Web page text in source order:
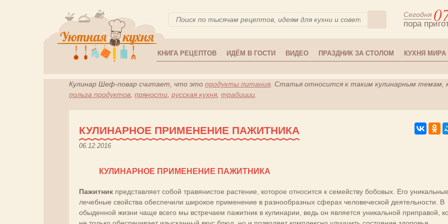
Сегодня
пора
КНИГА РЕЦЕПТОВ ИДЁМ В ГОСТИ ВИДЕО ПРАЗДНИК ЗА СТОЛОМ КУХНЯ МИРА
Кулинар Шеф-повар считает, что это продукты питания . Статья относится к таким кулинарным темам,
польза продуктов пряности русская кухня традиции
КУЛИНАРНОЕ ПРИМЕНЕНИЕ ПАЖИТНИКА
06.12.2016
КУЛИНАРНОЕ ПРИМЕНЕНИЕ ПАЖИТНИКА
Пажитник представляет собой травянистое растение, которое относится к семейству бобовых. Его
лечебные свойства обеспечили широкое применение в разнообразных сферах человеческой деятельности. В
обыденной жизни чаще всего мы встречаем пажитник в кулинарии, ведь он является уникальной приправой,